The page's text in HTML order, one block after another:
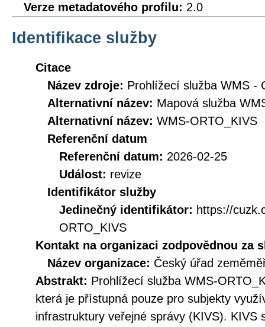
Verze metadatového profilu: 2.0
Identifikace služby
Citace
Název zdroje: Prohlížecí služba WMS -
Alternativní název: Mapová služba
Alternativní název: WMS-ORTO_KIVS
Referenční datum
Referenční datum: 2026-02-25
Událost: revize
Identifikátor služby
Jedinečný identifikátor: https://
ORTO_KIVS
Kontakt na organizaci zodpovědnou za
Název organizace: Český úřad
Abstrakt: Prohlížecí služba WMS-
která je přístupná pouze pro subjekty
infrastruktury veřejné správy (KIVS). KIVS